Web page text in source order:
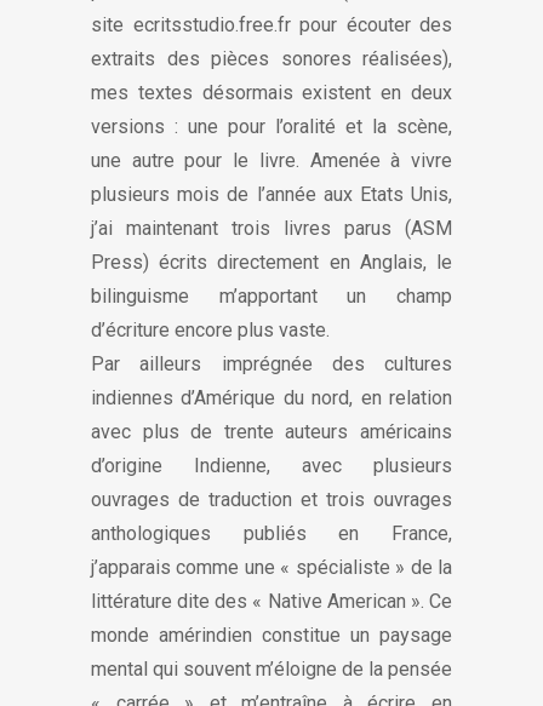
site ecritsstudio.free.fr pour écouter des
extraits des pièces sonores réalisées),
mes textes désormais existent en deux
versions : une pour l’oralité et la scène,
une autre pour le livre. Amenée à vivre
plusieurs mois de l’année aux Etats Unis,
j’ai maintenant trois livres parus (ASM
Press) écrits directement en Anglais, le
bilinguisme m’apportant un champ
d’écriture encore plus vaste.
Par ailleurs imprégnée des cultures
indiennes d’Amérique du nord, en relation
avec plus de trente auteurs américains
d’origine Indienne, avec plusieurs
ouvrages de traduction et trois ouvrages
anthologiques publiés en France,
j’apparais comme une « spécialiste » de la
littérature dite des « Native American ». Ce
monde amérindien constitue un paysage
mental qui souvent m’éloigne de la pensée